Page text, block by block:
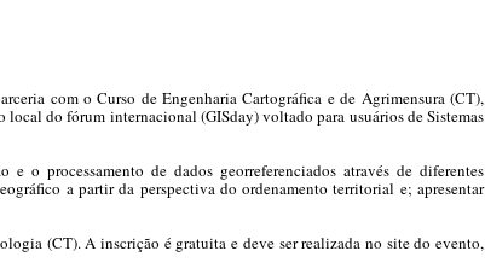
com o Curso de Engenharia Cartográfica e de Agrimensura (CT),
do fórum internacional (GISday) voltado para usuários de Sistemas
o processamento de dados georreferenciados através de diferentes
a partir da perspectiva do ordenamento territorial e; apresentar
(CT). A inscrição é gratuita e deve ser realizada no site do evento,